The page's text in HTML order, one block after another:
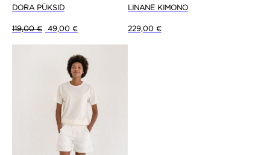
DORA PÜKSID
119,00€ Algne hind oli: 119,00 €.
49,00 €Current price is: 49,00 €.
LINANE KIMONO
229,00 €